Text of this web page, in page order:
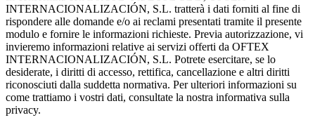
INTERNACIONALIZACIÓN, S.L. tratterà i dati forniti al fine di
rispondere alle domande e/o ai reclami presentati tramite il presente
modulo e fornire le informazioni richieste. Previa autorizzazione, vi
invieremo informazioni relative ai servizi offerti da OFTEX
INTERNACIONALIZACIÓN, S.L. Potrete esercitare, se lo
desiderate, i diritti di accesso, rettifica, cancellazione e altri diritti
riconosciuti dalla suddetta normativa. Per ulteriori informazioni su
come trattiamo i vostri dati, consultate la nostra informativa sulla
privacy.